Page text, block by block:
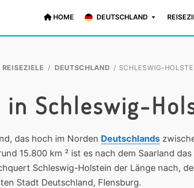
HOME DEUTSCHLAND
REISEZIELE / DEUTSCHLAND / SCHLESWIG-
in Schleswig-
das hoch im Norden Deutschlands
15.800 km ² ist es nach dem Saarland
Schleswig-Holstein der Länge nach,
Stadt Deutschland, Flensburg.